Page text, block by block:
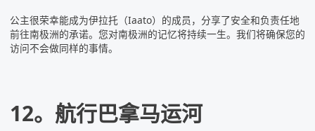
公主很荣幸能成为伊拉托（Iaato）的成员，分享了安全和负责任地
前往南极洲的承诺。您对南极洲的记忆将持续一生。我们将确保您的
访问不会做同样的事情。
12。航行巴拿马运河